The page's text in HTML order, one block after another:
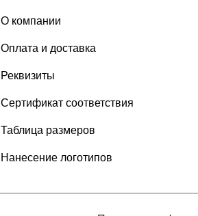
О компании
Оплата и доставка
Реквизиты
Сертификат соответствия
Таблица размеров
Нанесение логотипов